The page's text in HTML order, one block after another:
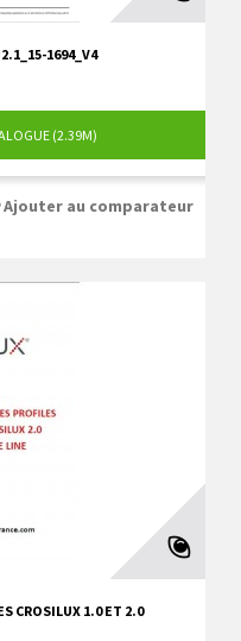
1694_V4
(2.39M)
Ajouter au comparateur
CROSILUX 1.0 ET 2.0